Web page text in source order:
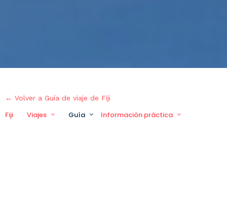
← Volver a Guía de viaje de Fiji
Fiji Viajes Guía Información práctica